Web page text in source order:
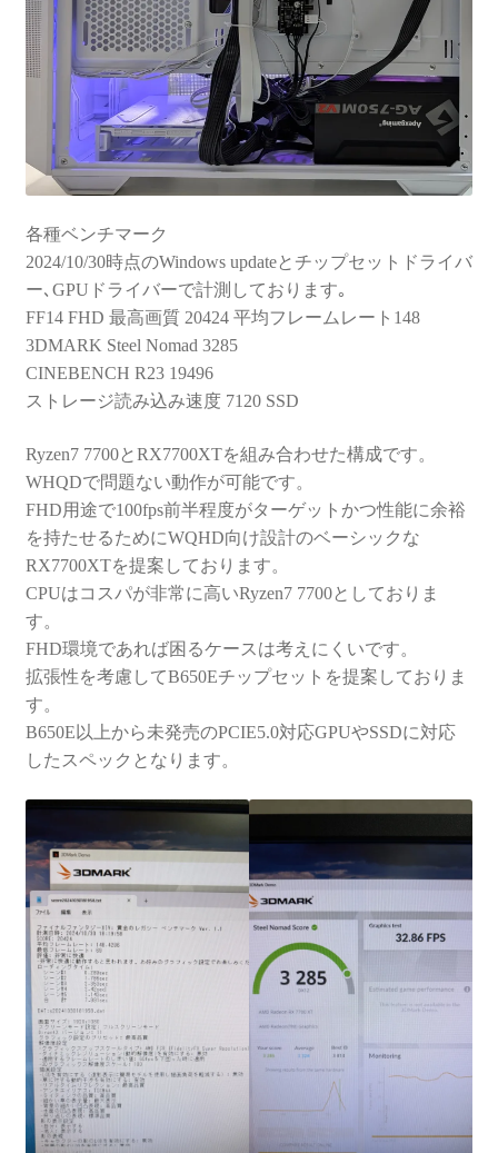
各種ベンチマーク
2024/10/30時点のWindows updateとチップセットドライバ
ー､GPUドライバーで計測しております｡
FF14 FHD 最高画質 20424 平均フレームレート148
3DMARK Steel Nomad 3285
CINEBENCH R23 19496
ストレージ読み込み速度 7120 SSD
Ryzen7 7700とRX7700XTを組み合わせた構成です。
WHQDで問題ない動作が可能です。
FHD用途で100fps前半程度がターゲットかつ性能に余裕
を持たせるためにWQHD向け設計のベーシックな
RX7700XTを提案しております。
CPUはコスパが非常に高いRyzen7 7700としておりま
す。
FHD環境であれば困るケースは考えにくいです。
拡張性を考慮してB650Eチップセットを提案しておりま
す。
B650E以上から未発売のPCIE5.0対応GPUやSSDに対応
したスペックとなります。